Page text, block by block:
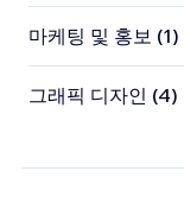
마케팅 및 홍보 (1)
그래픽 디자인 (4)